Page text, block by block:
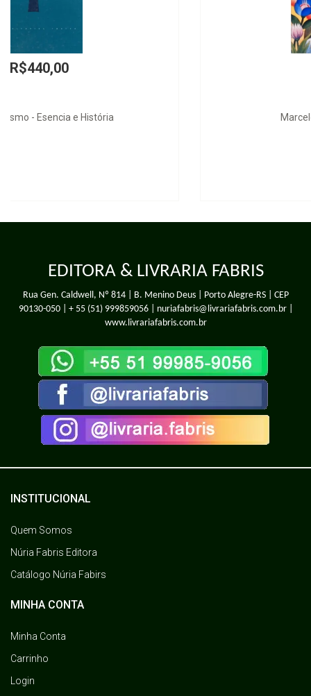
Marcelo, marmelo, martelo
EDITORA & LIVRARIA FABRIS
Rua Gen. Caldwell, Nº 814 | B. Menino Deus | Porto Alegre-RS | CEP
90130-050 | + 55 (51) 999859056| nuriafabris@livrariafabris.com.br |
www.livrariafabris.com.br
INSTITUCIONAL
Quem Somos
Núria Fabris Editora
Catálogo Núria Fabirs
MINHA CONTA
Minha Conta
Carrinho
Login